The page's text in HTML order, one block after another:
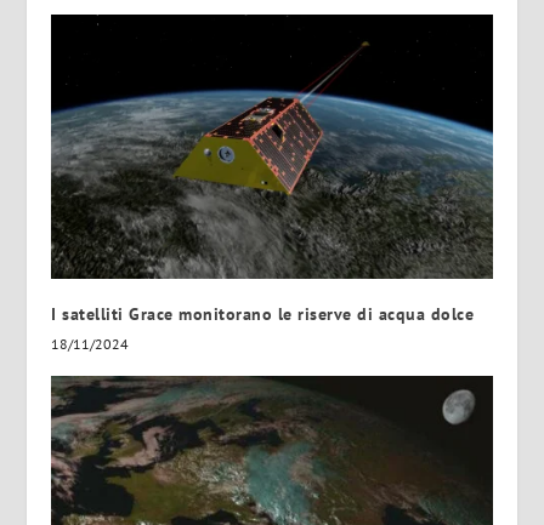
I satelliti Grace monitorano le riserve di acqua dolce
18/11/2024